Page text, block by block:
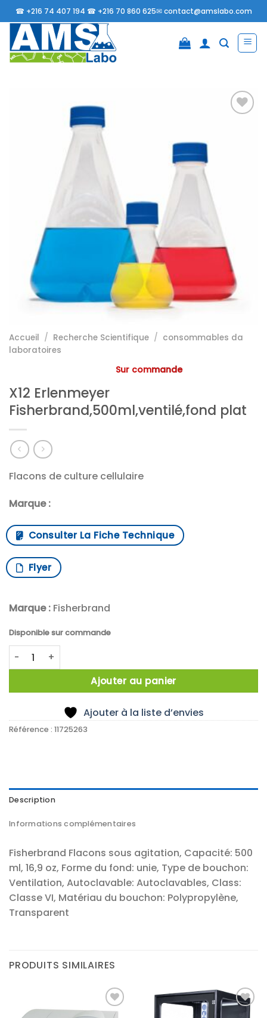
Passer
au
contenu
☎ +216 74 407 194 ☎ +216 70 860 625✉contact@amslabo.com
Accueil / Recherche Scientifique / consommables da
laboratoires
Sur commande
X12 Erlenmeyer
Fisherbrand,500ml,ventilé,fond plat
Flacons de culture cellulaire
Marque :
Consulter La Fiche Technique
Flyer
Marque : Fisherbrand
Disponible sur commande
quantité de X12 Erlenmeyer
Ajouter au panier
Ajouter à la liste d’envies
Référence : 11725263
Description
Informations complémentaires
Fisherbrand Flacons sous agitation, Capacité: 500
ml, 16,9 oz, Forme du fond: unie, Type de bouchon:
Ventilation, Autoclavable: Autoclavables, Class:
Classe VI, Matériau du bouchon: Polypropylène,
Transparent
PRODUITS SIMILAIRES